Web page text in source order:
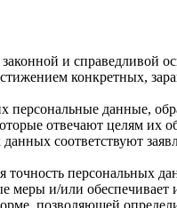
и справедливой
конкретных,
данные,
отвечают целям их
соответствуют
персональных
меры и/или